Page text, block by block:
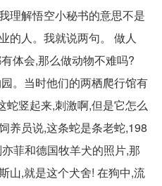
理解悟空小秘书的意思不是
的人。我就说两句。 做人
体会,那么做动物不难吗?
。当时他们的两栖爬行馆有
蛇竖起来,刺激啊,但是它怎么
养员说,这条蛇是条老蛇,198
菲和德国牧羊犬的照片,那
山,就是这个犬舍! 在狗中,流